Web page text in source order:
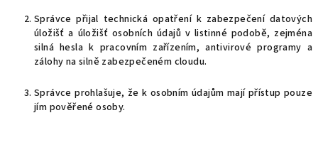
Správce přijal technická opatření k zabezpečení datových
úložišť a úložišť osobních údajů v listinné podobě, zejména
silná hesla k pracovním zařízením, antivirové programy a
zálohy na silně zabezpečeném cloudu.
Správce prohlašuje, že k osobním údajům mají přístup pouze
jím pověřené osoby.